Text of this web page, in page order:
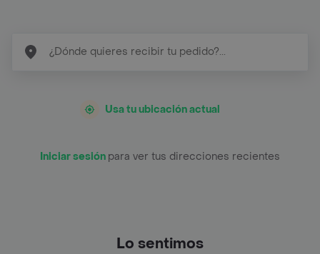
Usa tu ubicación actual
Iniciar sesión para ver tus direcciones recientes
Lo sentimos